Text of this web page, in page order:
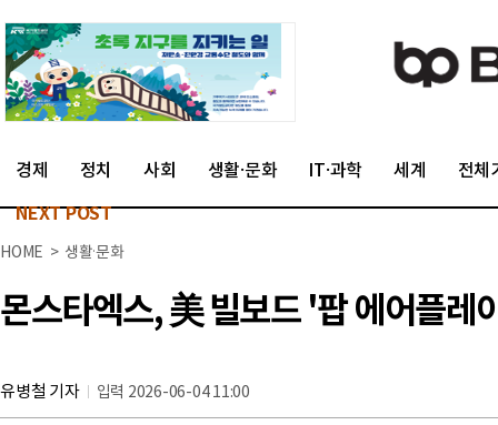
경제 정치 사회 생활·문화 IT·과학 세계 전체
NEXT POST
HOME > 생활·문화
몬스타엑스, 美 빌보드 '팝 에어플
유병철 기자 입력 2026-06-04 11:00